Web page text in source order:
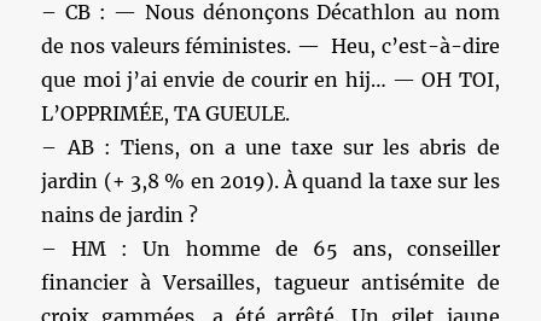
– CB : — Nous dénonçons Décathlon au nom
de nos valeurs féministes. — Heu, c’est-à-dire
que moi j’ai envie de courir en hij… — OH TOI,
L’OPPRIMÉE, TA GUEULE.
– AB : Tiens, on a une taxe sur les abris de
jardin (+ 3,8 % en 2019). À quand la taxe sur les
nains de jardin ?
– HM : Un homme de 65 ans, conseiller
financier à Versailles, tagueur antisémite de
croix gammées, a été arrêté. Un gilet jaune